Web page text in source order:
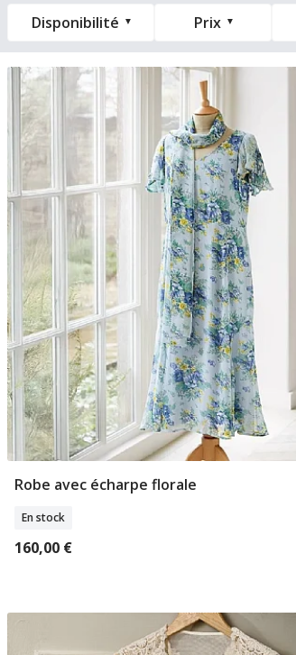
Disponibilité Prix
Sélectionner Tailles
Robe avec écharpe florale
En stock
160,00 €